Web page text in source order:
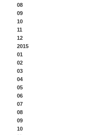
08
09
10
11
12
2015
01
02
03
04
05
06
07
08
09
10